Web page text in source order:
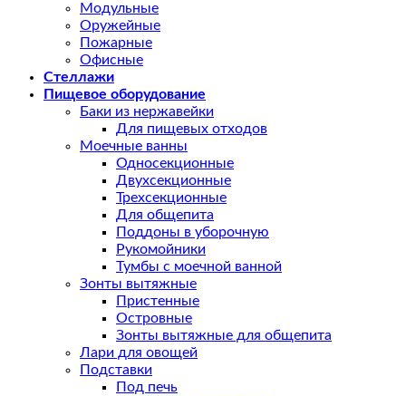
Модульные
Оружейные
Пожарные
Офисные
Стеллажи
Пищевое оборудование
Баки из нержавейки
Для пищевых отходов
Моечные ванны
Односекционные
Двухсекционные
Трехсекционные
Для общепита
Поддоны в уборочную
Рукомойники
Тумбы с моечной ванной
Зонты вытяжные
Пристенные
Островные
Зонты вытяжные для общепита
Лари для овощей
Подставки
Под печь